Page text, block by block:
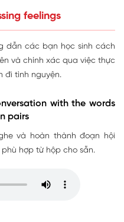
feelings
dẫn các bạn học sinh cách
và chính xác qua việc thực
đi tình nguyện.
with the words
pairs
và hoàn thành đoạn hội
hợp từ hộp cho sẵn.